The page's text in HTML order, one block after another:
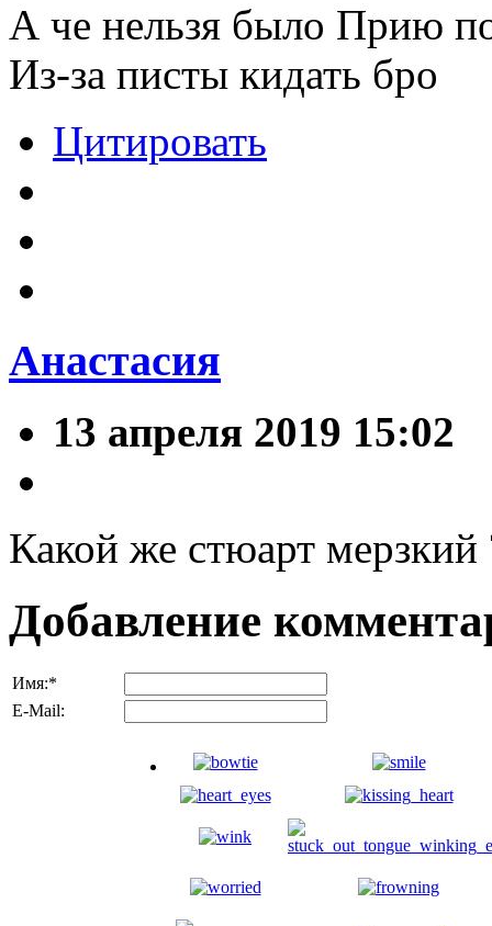
А че нельзя было Прию
Из-за писты кидать бро
Цитировать
Анастасия
13 апреля 2019 15:02
Какой же стюарт мерзкий
Добавление
Имя:*
E-Mail: